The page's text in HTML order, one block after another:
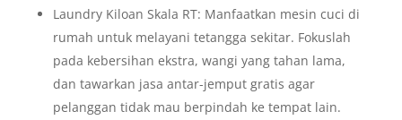
Laundry Kiloan Skala RT: Manfaatkan mesin cuci di
rumah untuk melayani tetangga sekitar. Fokuslah
pada kebersihan ekstra, wangi yang tahan lama,
dan tawarkan jasa antar-jemput gratis agar
pelanggan tidak mau berpindah ke tempat lain.